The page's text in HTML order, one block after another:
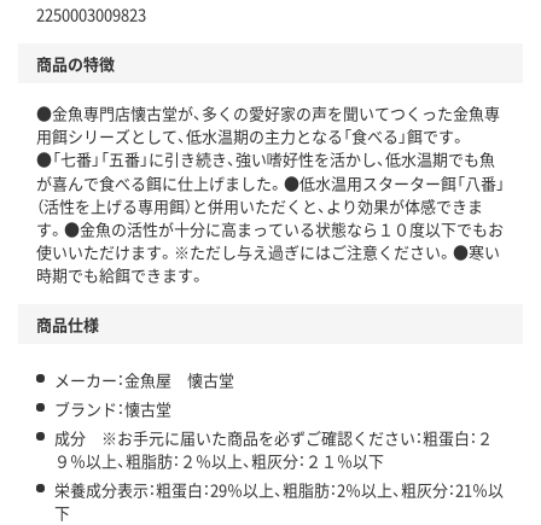
2250003009823
商品の特徴
●金魚専門店懐古堂が、多くの愛好家の声を聞いてつくった金魚専
用餌シリーズとして、低水温期の主力となる「食べる」餌です。
●「七番」「五番」に引き続き、強い嗜好性を活かし、低水温期でも魚
が喜んで食べる餌に仕上げました。●低水温用スターター餌「八番」
（活性を上げる専用餌）と併用いただくと、より効果が体感できま
す。●金魚の活性が十分に高まっている状態なら１０度以下でもお
使いいただけます。※ただし与え過ぎにはご注意ください。●寒い
時期でも給餌できます。
商品仕様
メーカー：金魚屋 懐古堂
ブランド：懐古堂
成分 ※お手元に届いた商品を必ずご確認ください：粗蛋白：２
９％以上、粗脂肪：２％以上、粗灰分：２１％以下
栄養成分表示：粗蛋白：29％以上、粗脂肪：2％以上、粗灰分：21％以
下